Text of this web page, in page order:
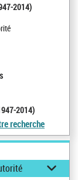
2014)
2014)
recherche